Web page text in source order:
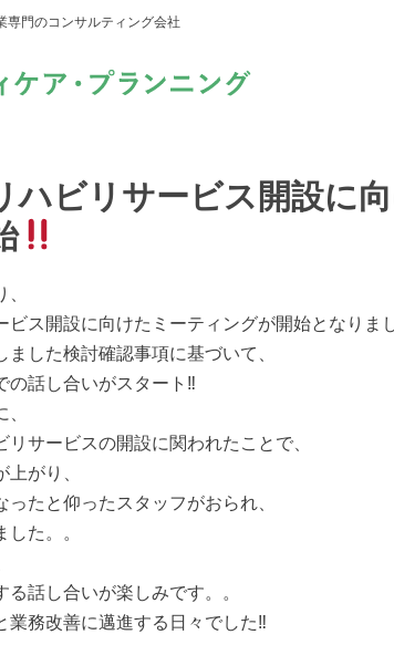
専門のコンサルティング会社
ハビリサービス開設に
ビス開設に向けたミーティングが開始となりま
ました検討確認事項に基づいて、
の話し合いがスタート‼︎
リサービスの開設に関われたことで、
がり、
ったと仰ったスタッフがおられ、
した。。
る話し合いが楽しみです。。
業務改善に邁進する日々でした‼︎